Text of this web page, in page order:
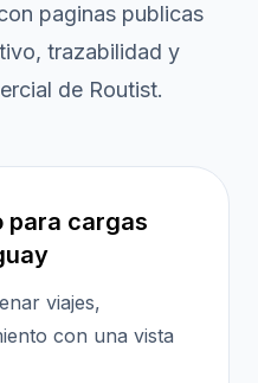
paginas publicas
trazabilidad y
de Routist.
para cargas
viajes,
con una vista